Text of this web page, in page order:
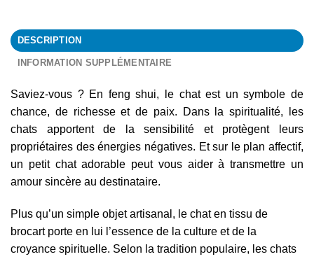
DESCRIPTION
INFORMATION SUPPLÉMENTAIRE
Saviez-vous ? En feng shui, le chat est un symbole de
chance, de richesse et de paix. Dans la spiritualité, les
chats apportent de la sensibilité et protègent leurs
propriétaires des énergies négatives. Et sur le plan affectif,
un petit chat adorable peut vous aider à transmettre un
amour sincère au destinataire.
Plus qu’un simple objet artisanal, le chat en tissu de
brocart porte en lui l’essence de la culture et de la
croyance spirituelle. Selon la tradition populaire, les chats